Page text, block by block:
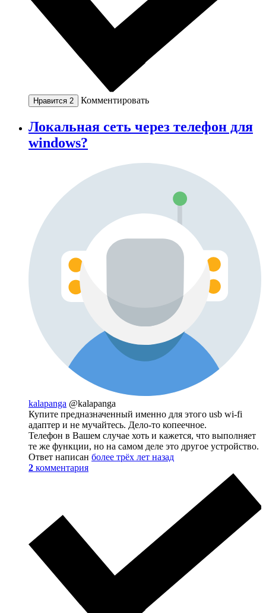
Нравится 2 Комментировать
Локальная сеть через телефон для
windows?
kalapanga @kalapanga
Купите предназначенный именно для этого usb wi-fi
адаптер и не мучайтесь. Дело-то копеечное.
Телефон в Вашем случае хоть и кажется, что выполняет
те же функции, но на самом деле это другое устройство.
Ответ написан более трёх лет назад
2 комментария